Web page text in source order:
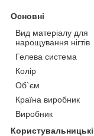
Основні
Вид матеріалу для
нарощування нігтів
Гелева система
Колір
Об`єм
Країна виробник
Виробник